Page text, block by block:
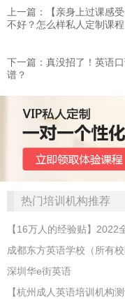
上一篇：【亲身上过课感
不好？怎么样私人定制课程
下一篇：​真没招了！英语
谱？
热门培训机构推荐
成都东方英语学校（所有校
深圳华e街英语
【杭州成人英语培训机构